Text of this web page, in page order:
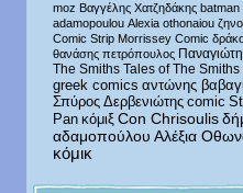
moz Βαγγέλης Χατζηδάκης batman
adamopoulou Alexia othonaiou
Comic Strip Morrissey Comic
θανάσης πετρόπουλος
The Smiths Tales of The Smiths
greek comics αντώνης
Σπύρος Δερβενιώτης comic
Pan κόμιξ Con Chrisoulis
αδαμοπούλου Αλέξια
κόμικ